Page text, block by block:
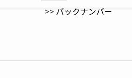
>> バックナンバー